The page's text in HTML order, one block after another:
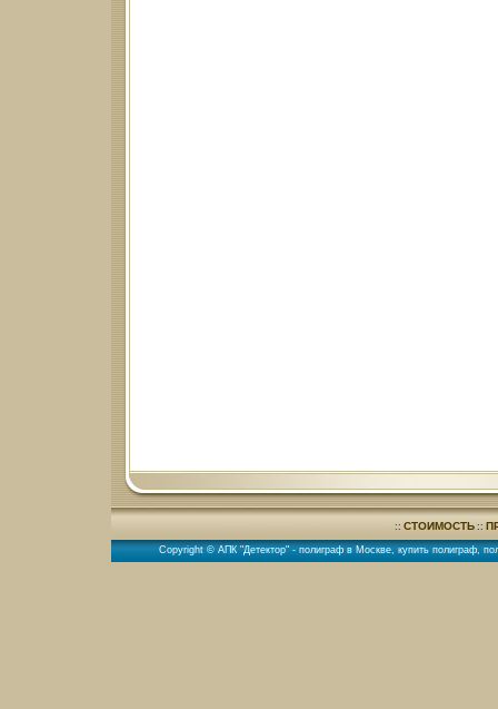
:: СТОИМОСТЬ::
Copyright © АПК "Детектор" - полиграф в Москве, купить полиграф,